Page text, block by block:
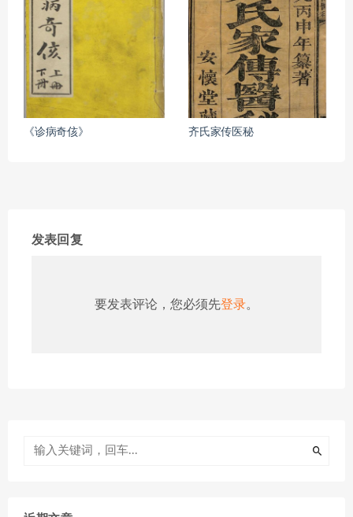
《诊病奇侅》 齐氏家传医秘
发表回复
要发表评论，您必须先登录。